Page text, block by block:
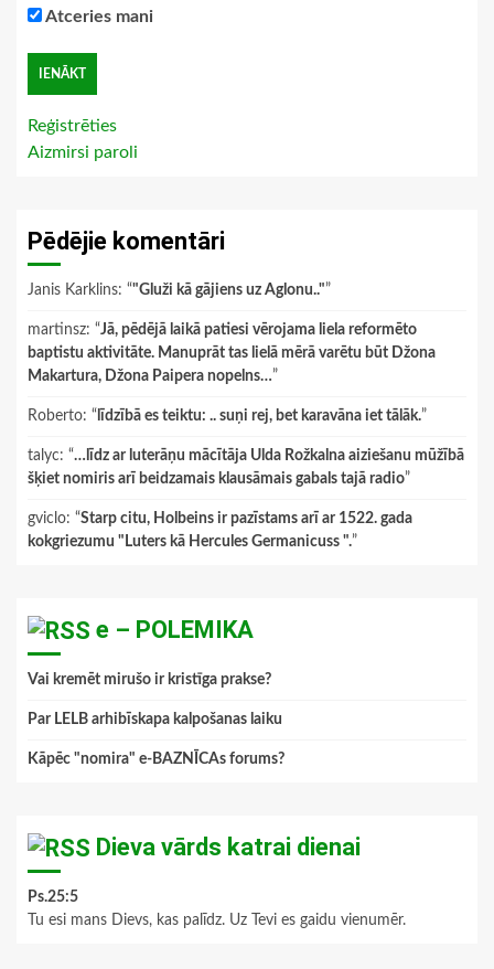
Atceries mani
Reģistrēties
Aizmirsi paroli
Pēdējie komentāri
Janis Karklins: “"Gluži kā gājiens uz Aglonu.."”
martinsz: “Jā, pēdējā laikā patiesi vērojama liela reformēto
baptistu aktivitāte. Manuprāt tas lielā mērā varētu būt Džona
Makartura, Džona Paipera nopelns…”
Roberto: “ līdzībā es teiktu: .. suņi rej, bet karavāna iet tālāk.”
talyc: “…līdz ar luterāņu mācītāja Ulda Rožkalna aiziešanu mūžībā
šķiet nomiris arī beidzamais klausāmais gabals tajā radio”
gviclo: “Starp citu, Holbeins ir pazīstams arī ar 1522. gada
kokgriezumu "Luters kā Hercules Germanicuss ".”
e – POLEMIKA
Vai kremēt mirušo ir kristīga prakse?
Par LELB arhibīskapa kalpošanas laiku
Kāpēc "nomira" e-BAZNĪCAs forums?
Dieva vārds katrai dienai
Ps.25:5
Tu esi mans Dievs, kas palīdz. Uz Tevi es gaidu vienumēr.